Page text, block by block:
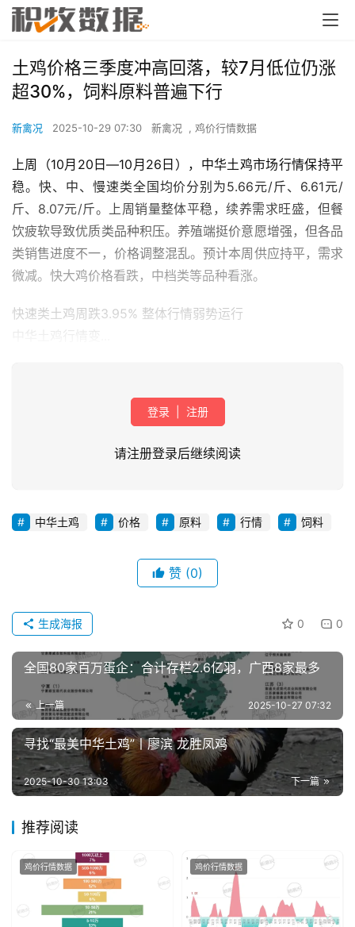
首
新
分
析
报
告
数
图
土鸡价格三季度冲高回落，较7月低位仍涨
超30%，饲料原料普遍下行
新禽况 2025-10-29 07:30 新禽况 , 鸡价行情数据
上周（10月20日―10月26日），中华土鸡市场行情保持平
稳。快、中、慢速类全国均价分别为5.66元/斤、6.61元/
斤、8.07元/斤。上周销量整体平稳，续养需求旺盛，但餐
饮疲软导致优质类品种积压。养殖端挺价意愿增强，但各品
类销售进度不一，价格调整混乱。预计本周供应持平，需求
微减。快大鸡价格看跌，中档类等品种看涨。
快速类土鸡周跌3.95% 整体行情弱势运行
登录 注册
请注册登录后继续阅读
中华土鸡 价格 原料 行情 饲料
赞 (0)
0 0
生成海报
全国80家百万蛋企：合计存栏2.6亿羽，广西8家最多
上一篇 2025-10-27 07:32
寻找“最美中华土鸡”丨廖滨 龙胜凤鸡
下一篇
2025-10-30 13:03
推荐阅读
鸡价行情数据 鸡价行情数据